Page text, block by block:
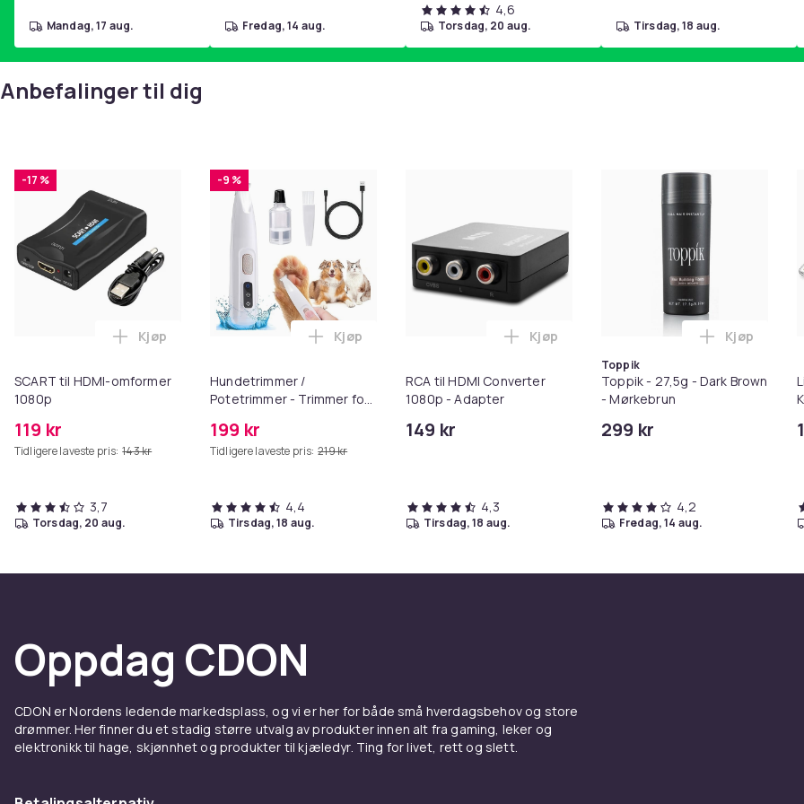
mandag, 17 aug. fredag, 14 aug.
4,6
torsdag, 20 aug. tirsdag, 18 aug.
Anbefalinger til dig
-17 %
SCART til HDMI-omformer
1080p
119 kr
Tidligere laveste pris: 143 kr
Legg SCART til HDMI-omformer 1080p i handlekurven
Kjøp
3,7
torsdag, 20 aug.
-9 %
Hundetrimmer /
Potetrimmer - Trimmer for
199 kr
Tidligere laveste pris: 219 kr
Legg Hundetrimmer / Potetrimmer - Trimmer for Poter i handlekurven
Kjøp
4,4
tirsdag, 18 aug.
RCA til HDMI Converter
1080p - Adapter
149 kr
Legg RCA til HDMI Converter 1080p -
Kjøp
4,3
tirsdag, 18 aug.
Toppik
Toppik - 27,5g - Dark Brown
- Mørkebrun
299 kr
Legg
Kjøp
4,2
fredag, 14 aug.
Oppdag CDON
CDON er Nordens ledende markedsplass, og vi er her for både små hverdagsbehov og store
drømmer. Her finner du et stadig større utvalg av produkter innen alt fra gaming, leker og
elektronikk til hage, skjønnhet og produkter til kjæledyr. Ting for livet, rett og slett.